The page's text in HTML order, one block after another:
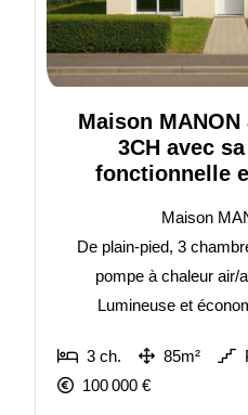
Maison MANON
3CH avec
fonctionnelle
Maison
De plain-pied, 3
pompe à chaleur air/
Lumineuse et
3 ch. 85m²
100 000 €